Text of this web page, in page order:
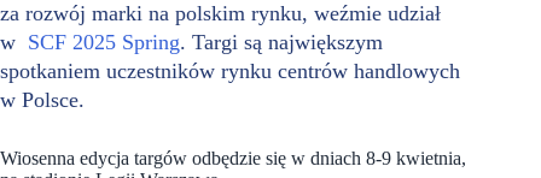
za rozwój marki na polskim rynku, weźmie udział
w SCF 2025 Spring. Targi są największym
spotkaniem uczestników rynku centrów handlowych
w Polsce.
Wiosenna edycja targów odbędzie się w dniach 8-9 kwietnia,